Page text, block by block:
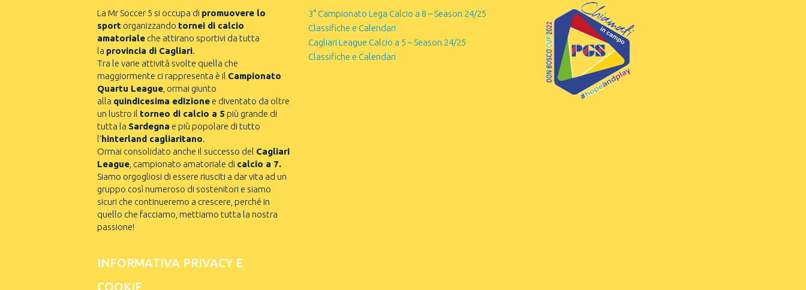
La Mr Soccer 5 si occupa di promuovere lo
sport organizzando tornei di calcio
amatoriale che attirano sportivi da tutta
la provincia di Cagliari.
Tra le varie attività svolte quella che
maggiormente ci rappresenta è il Campionato
Quartu League , ormai giunto
alla quindicesima edizione e diventato da oltre
un lustro il torneo di calcio a 5 più grande di
tutta la Sardegna e più popolare di tutto
l’hinterland cagliaritano.
Ormai consolidato anche il successo del Cagliari
League , campionato amatoriale di calcio a 7.
Siamo orgogliosi di essere riusciti a dar vita ad un
gruppo così numeroso di sostenitori e siamo
sicuri che continueremo a crescere, perché in
quello che facciamo, mettiamo tutta la nostra
passione!
INFORMATIVA PRIVACY E
COOKIE
3° Campionato Lega Calcio a 8 – Season 24/25
Classifiche e Calendari
Cagliari League Calcio a 5 – Season 24/25
Classifiche e Calendari